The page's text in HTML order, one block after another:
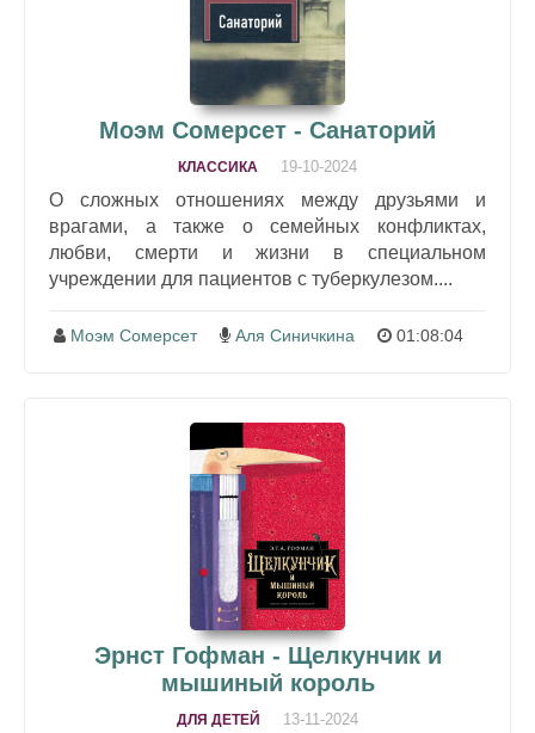
Моэм Сомерсет - Санаторий
КЛАССИКА 19-10-2024
О сложных отношениях между друзьями и
врагами, а также о семейных конфликтах,
любви, смерти и жизни в специальном
учреждении для пациентов с туберкулезом....
Моэм Сомерсет Аля Синичкина 01:08:04
Эрнст Гофман - Щелкунчик и
мышиный король
ДЛЯ ДЕТЕЙ 13-11-2024